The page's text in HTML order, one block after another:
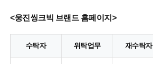
<웅진씽크빅 브랜드 홈페이지>
수탁자 위탁업무 재수탁자